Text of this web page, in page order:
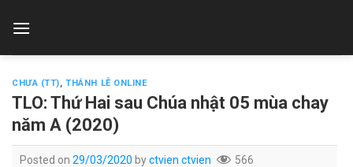
CHƯA (TT),THÁNH LỄ ONLINE
TLO: Thứ Hai sau Chúa nhật 05 mùa chay
năm A (2020)
Posted on 29/03/2020 byctvien ctvien 566